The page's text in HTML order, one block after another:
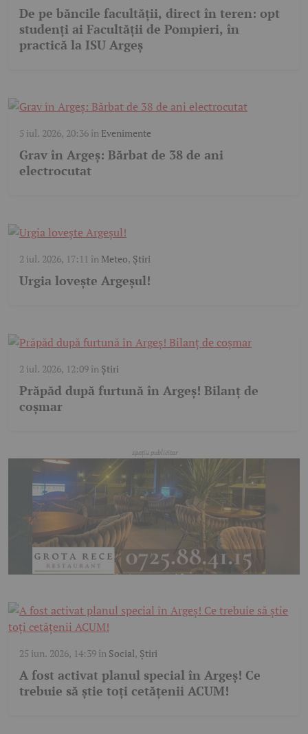
De pe băncile facultății, direct în teren: opt
studenți ai Facultății de Pompieri, în
practică la ISU Argeș
5 iul. 2026, 20:36 în Evenimente
Grav în Argeș: Bărbat de 38 de ani
electrocutat
2 iul. 2026, 17:11 în Meteo, Știri
Urgia lovește Argeșul!
2 iul. 2026, 12:09 în Știri
Prăpăd după furtună în Argeș! Bilanț de
coșmar
25 iun. 2026, 14:39 în Social, Știri
A fost activat planul special în Argeș! Ce
trebuie să știe toți cetățenii ACUM!